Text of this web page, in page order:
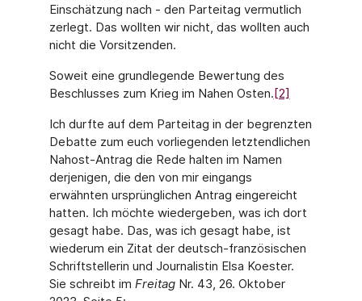
Einschätzung nach - den Parteitag vermutlich
zerlegt. Das wollten wir nicht, das wollten auch
nicht die Vorsitzenden.
Soweit eine grundlegende Bewertung des
Beschlusses zum Krieg im Nahen Osten.[2]
Ich durfte auf dem Parteitag in der begrenzten
Debatte zum euch vorliegenden letztendlichen
Nahost-Antrag die Rede halten im Namen
derjenigen, die den von mir eingangs
erwähnten ursprünglichen Antrag eingereicht
hatten. Ich möchte wiedergeben, was ich dort
gesagt habe. Das, was ich gesagt habe, ist
wiederum ein Zitat der deutsch-französischen
Schriftstellerin und Journalistin Elsa Koester.
Sie schreibt im FreitagNr. 43, 26. Oktober